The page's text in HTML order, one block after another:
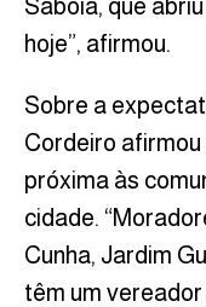
Sabóia, que
hoje”, afirmou.
Sobre a
Cordeiro
próxima às
cidade.
Cunha, Jardim
têm um